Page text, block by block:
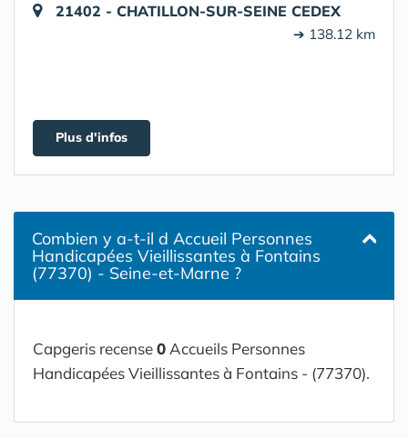
21402 - CHATILLON-SUR-SEINE CEDEX
➔ 138.12 km
Plus d'infos
Combien y a-t-il d Accueil Personnes
Handicapées Vieillissantes à Fontains
(77370) - Seine-et-Marne ?
Capgeris recense0 Accueils Personnes
Handicapées Vieillissantes à Fontains - (77370).